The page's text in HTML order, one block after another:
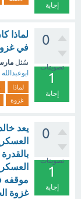
إجابة
0
تصويتات
1
إجابة
لماذا
في
سُئل
ابوعبدالله
لماذا
غزوة
0
تصويتات
1
إجابة
يعد
موقفه
غزوة